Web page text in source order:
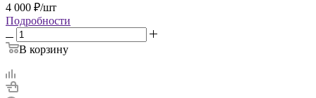
4 000 ₽/шт
Подробности
В корзину